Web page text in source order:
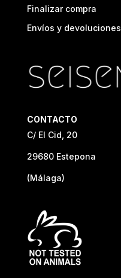
Finalizar compra
Envíos y devoluciones
CONTACTO
C/ El Cid, 20
29680 Estepona
(Málaga)